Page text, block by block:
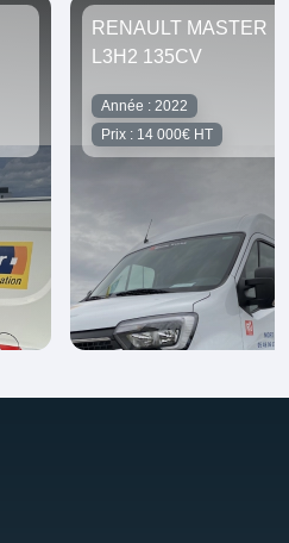
RENAULT MASTER
L3H2 135CV
Année : 2022
Prix : 14 000€ HT